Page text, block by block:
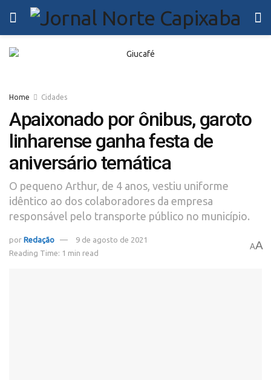
Home Cidades
Apaixonado por ônibus, garoto
linharense ganha festa de
aniversário temática
O pequeno Arthur, de 4 anos, vestiu uniforme
idêntico ao dos colaboradores da empresa
responsável pelo transporte público no município.
por Redação
9 de agosto de 2021
Reading Time: 1 min read
AA